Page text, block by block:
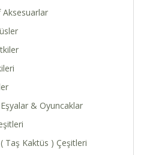
& Oyuncaklar
Taş Kaktüs ) Çeşitleri